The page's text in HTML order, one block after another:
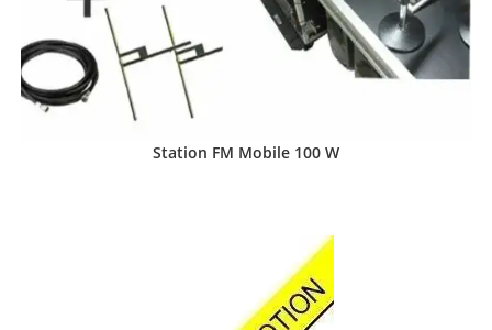
Station FM Mobile 100 W